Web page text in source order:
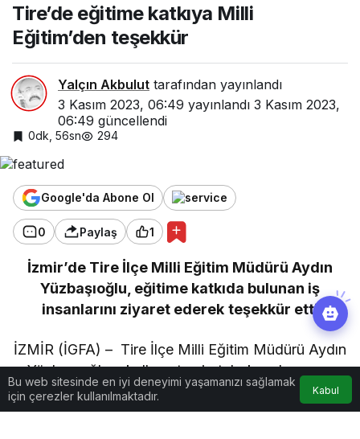
Tire’de eğitime katkıya Milli
Eğitim’den teşekkür
Yalçın Akbulut tarafından yayınlandı
3 Kasım 2023, 06:49 yayınlandı 3 Kasım 2023,
06:49 güncellendi
0dk, 56sn 294
Google'da Abone Ol
0 Paylaş 1
İzmir’de Tire İlçe Milli Eğitim Müdürü Aydın
Yüzbaşıoğlu, eğitime katkıda bulunan iş
insanlarını ziyaret ederek teşekkür etti
İZMİR (İGFA) – Tire İlçe Milli Eğitim Müdürü Aydın
Yüzbaşıoğlu, okulların tamirat, bakım, boya ve
badana işlemlerini yaptıran hayırseverlere
teşekkür ziyaretlerini sürüdürüyor.
Bu web sitesinde en iyi deneyimi yaşamanızı sağlamak
için çerezler kullanılmaktadır.
Kabul